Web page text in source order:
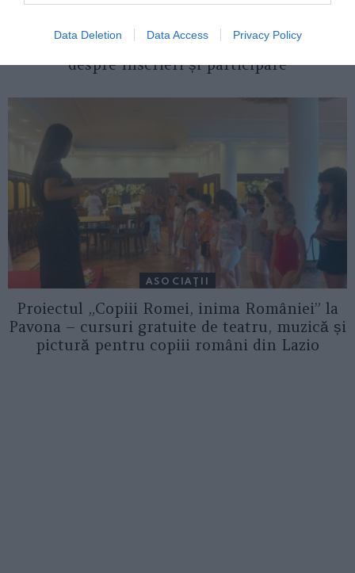
Data Deletion Data Access Privacy Policy
Concursul Miss Badante 2026: informații
despre înscrieri și participare
ASOCIAŢII
Proiectul „Copiii Romei, inima României” la
Pavona – cursuri gratuite de teatru, muzică și
pictură pentru copiii români din Lazio